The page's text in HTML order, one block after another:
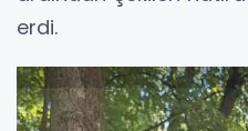
erdi.